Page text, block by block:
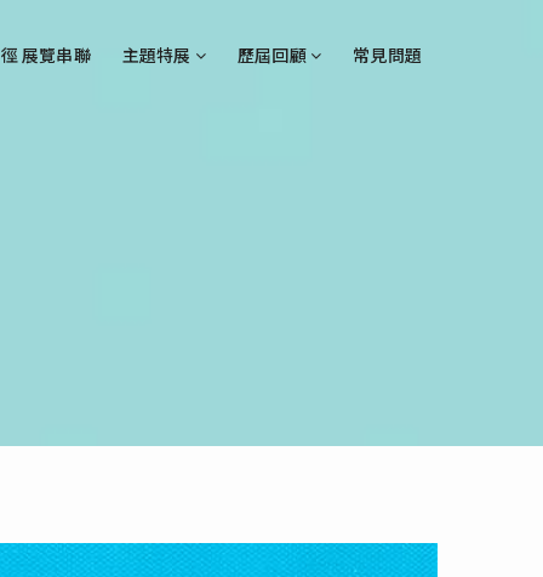
展覽串聯 主題特展 歷屆回顧 常見問題